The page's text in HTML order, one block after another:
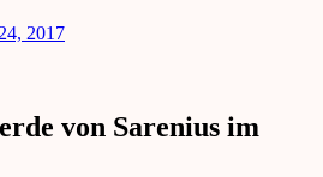
2017
von Sarenius im